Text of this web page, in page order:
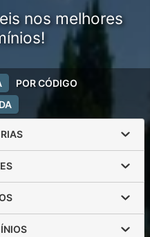
nos melhores
POR CÓDIGO